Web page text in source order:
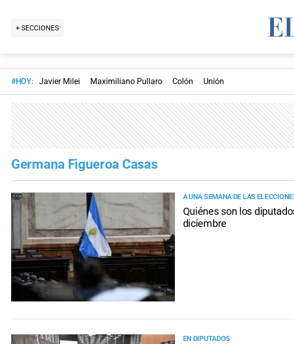
+ SECCIONES
#HOY: Javier Milei Maximiliano Pullaro Colón Unión
Germana Figueroa Casas
A UNA SEMANA DE LAS
Quiénes son los
diciembre
EN DIPUTADOS